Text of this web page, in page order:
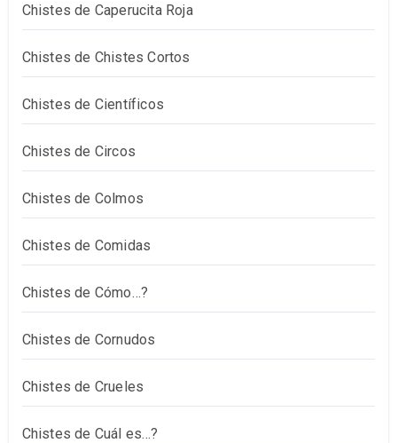
Chistes de Caperucita Roja
Chistes de Chistes Cortos
Chistes de Científicos
Chistes de Circos
Chistes de Colmos
Chistes de Comidas
Chistes de Cómo…?
Chistes de Cornudos
Chistes de Crueles
Chistes de Cuál es…?